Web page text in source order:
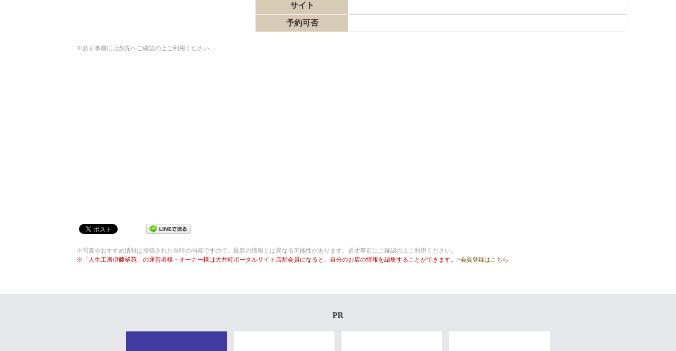
サイト
予約可否
※必ず事前に店舗先へご確認の上ご利用ください。
※写真やおすすめ情報は投稿された当時の内容ですので、最新の情報とは異なる可能性があります。必ず事前にご確認の上ご利用ください。
※「人生工房伊藤翠苑」の運営者様・オーナー様は大井町ポータルサイト店舗会員になると、自分のお店の情報を編集することができます。 >会員登録はこちら
PR